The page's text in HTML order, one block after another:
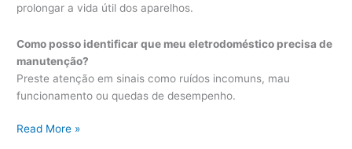
prolongar a vida útil dos aparelhos.
Como posso identificar que meu eletrodoméstico precisa de
manutenção?
Preste atenção em sinais como ruídos incomuns, mau
funcionamento ou quedas de desempenho.
A
Read More »